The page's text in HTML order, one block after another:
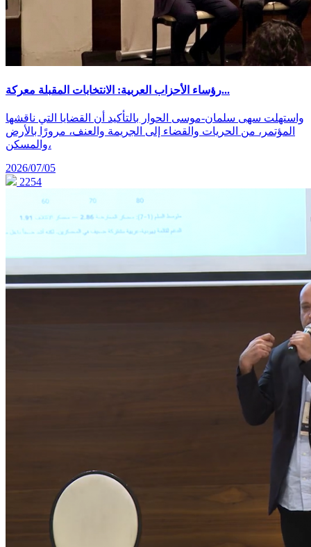
رؤساء الأحزاب العربية: الانتخابات المقبلة معركة...
واستهلت سهى سلمان-موسى الحوار بالتأكيد أن القضايا التي ناقشها
المؤتمر، من الحريات والقضاء إلى الجريمة والعنف، مرورًا بالأرض
والمسكن،
2026/07/05
2254